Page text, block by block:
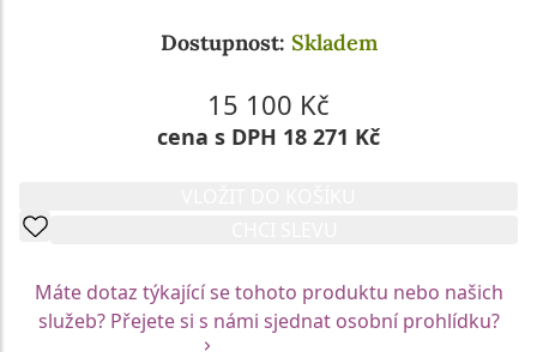
Dostupnost: Skladem
15 100 Kč
cena s DPH 18 271 Kč
Máte dotaz týkající se tohoto produktu nebo našich
služeb? Přejete si s námi sjednat osobní prohlídku?